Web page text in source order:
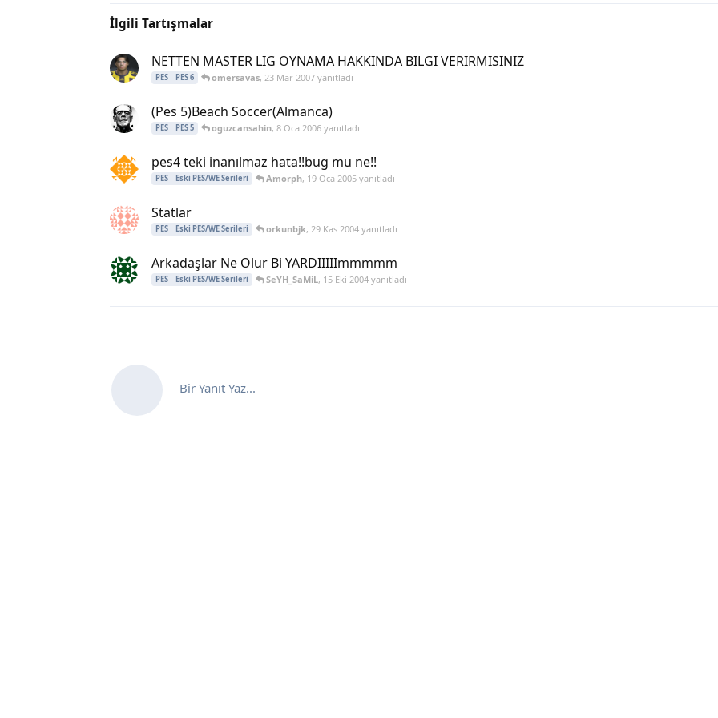
İlgili Tartışmalar
NETTEN MASTER LIG OYNAMA HAKKINDA BILGI VERIRMISINIZ
PES PES 6 omersavas, 23 Mar 2007yanıtladı
(Pes 5)Beach Soccer(Almanca)
PES PES 5 oguzcansahin, 8 Oca 2006yanıtladı
pes4 teki inanılmaz hata!!bug mu ne!!
PES Eski PES/WE Serileri Amorph, 19 Oca 2005yanıtladı
Statlar
PES Eski PES/WE Serileri orkunbjk, 29 Kas 2004yanıtladı
Arkadaşlar Ne Olur Bi YARDIIIIImmmmm
PES Eski PES/WE Serileri SeYH_SaMiL, 15 Eki 2004yanıtladı
Bir Yanıt Yaz...